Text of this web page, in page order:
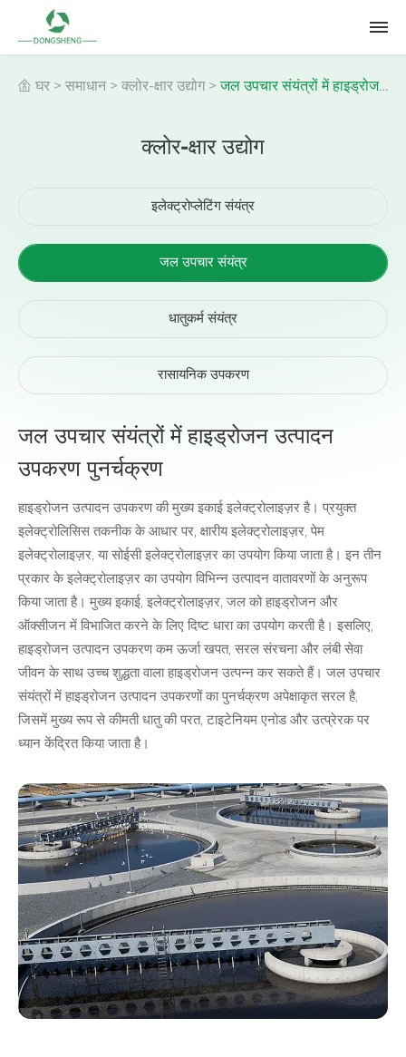
घर > समाधान > क्लोर-क्षार उद्योग> जल उपचार संयंत्रों में हाइड्रोजन
उत्पादन उपकरण पुनर्चक्रणक्लोर-क्षार उद्योग
इलेक्ट्रोप्लेटिंग संयंत्र
जल उपचार संयंत्र
धातुकर्म संयंत्र
रासायनिक उपकरण
जल उपचार संयंत्रों में हाइड्रोजन उत्पादन
उपकरण पुनर्चक्रण
हाइड्रोजन उत्पादन उपकरण की मुख्य इकाई इलेक्ट्रोलाइज़र है। प्रयुक्त
इलेक्ट्रोलिसिस तकनीक के आधार पर, क्षारीय इलेक्ट्रोलाइज़र, पेम
इलेक्ट्रोलाइज़र, या सोईसी इलेक्ट्रोलाइज़र का उपयोग किया जाता है। इन तीन
प्रकार के इलेक्ट्रोलाइज़र का उपयोग विभिन्न उत्पादन वातावरणों के अनुरूप
किया जाता है। मुख्य इकाई, इलेक्ट्रोलाइज़र, जल को हाइड्रोजन और
ऑक्सीजन में विभाजित करने के लिए दिष्ट धारा का उपयोग करती है। इसलिए,
हाइड्रोजन उत्पादन उपकरण कम ऊर्जा खपत, सरल संरचना और लंबी सेवा
जीवन के साथ उच्च शुद्धता वाला हाइड्रोजन उत्पन्न कर सकते हैं। जल उपचार
संयंत्रों में हाइड्रोजन उत्पादन उपकरणों का पुनर्चक्रण अपेक्षाकृत सरल है,
जिसमें मुख्य रूप से कीमती धातु की परत, टाइटेनियम एनोड और उत्प्रेरक पर
ध्यान केंद्रित किया जाता है।